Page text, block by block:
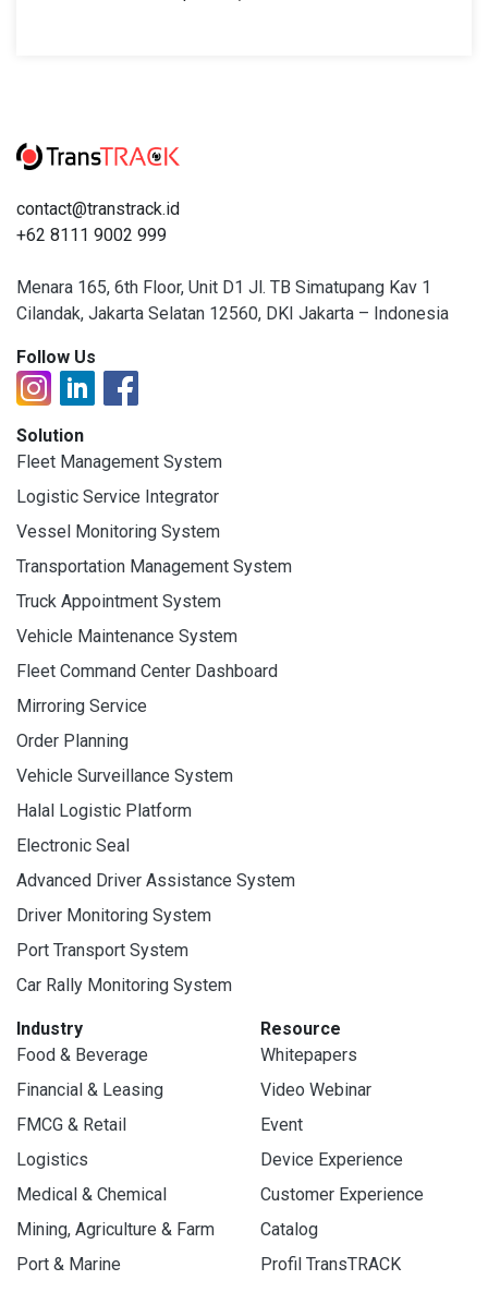
contact@transtrack.id
+62 8111 9002 999
Menara 165, 6th Floor, Unit D1 Jl. TB Simatupang Kav 1
Cilandak, Jakarta Selatan 12560, DKI Jakarta – Indonesia
Follow Us
Solution
Fleet Management System
Logistic Service Integrator
Vessel Monitoring System
Transportation Management System
Truck Appointment System
Vehicle Maintenance System
Fleet Command Center Dashboard
Mirroring Service
Order Planning
Vehicle Surveillance System
Halal Logistic Platform
Electronic Seal
Advanced Driver Assistance System
Driver Monitoring System
Port Transport System
Car Rally Monitoring System
Industry
Food & Beverage
Financial & Leasing
FMCG & Retail
Logistics
Medical & Chemical
Mining, Agriculture & Farm
Port & Marine
Resource
Whitepapers
Video Webinar
Event
Device Experience
Customer Experience
Catalog
Profil TransTRACK